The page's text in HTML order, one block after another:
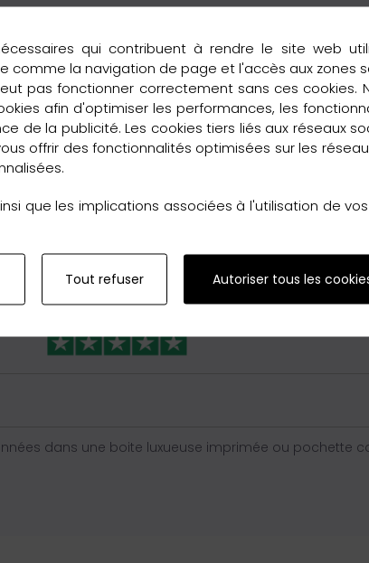
vous offrons le
dans une boite luxueuse imprimée ou pochette
qui contribuent à rendre le site web
comme la navigation de page et l'accès aux zones
pas fonctionner correctement sans ces cookies.
afin d'optimiser les performances, les
de la publicité. Les cookies tiers liés aux réseaux
offrir des fonctionnalités optimisées sur les
que les implications associées à l'utilisation de
Tout refuser Autoriser tous les